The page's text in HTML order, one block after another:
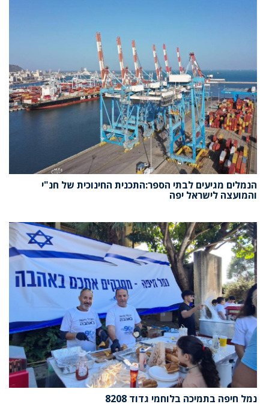
הנמלים מגיעים לבתי הספר:התכנית החינוכית של חנ"י
והמועצה לישראל יפה
נמל חיפה בתמיכה בלוחמי גדוד 8208